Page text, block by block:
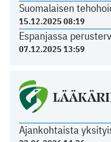
Suomalaisen
15.12.2025 08:19
Espanjassa
07.12.2025 13:59
Ajankohtaista